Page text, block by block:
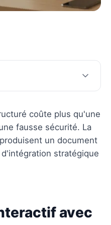
les outils
de livrets réussis
coûte plus qu'une
fausse sécurité. La
un document
stratégique
avec